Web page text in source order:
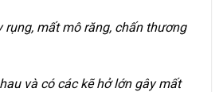
rụng, mất mô răng, chấn thương
và có các kẽ hở lớn gây mất